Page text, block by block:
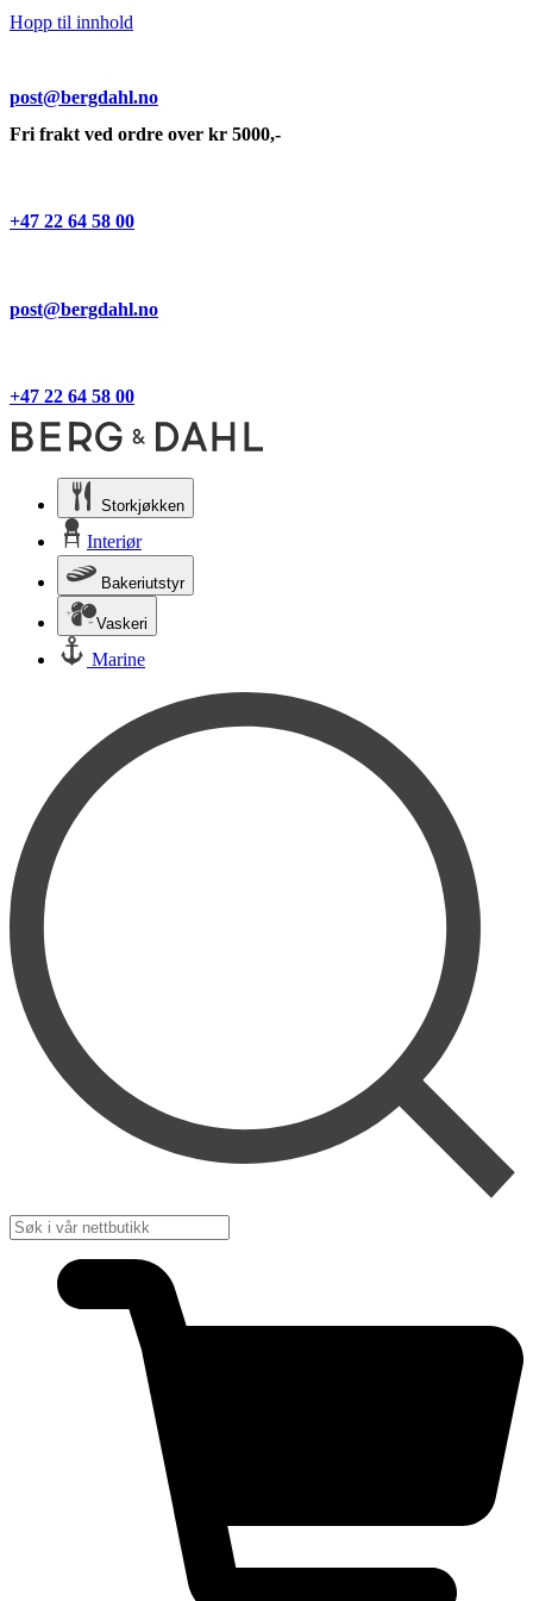
Hopp til innhold
post@bergdahl.no
Fri frakt ved ordre over kr 5000,-
+47 22 64 58 00
post@bergdahl.no
+47 22 64 58 00
Storkjøkken
Interiør
Bakeriutstyr
Vaskeri
Marine